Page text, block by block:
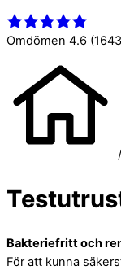
Close
Menu
Menu
Omdömen 4.6
/
Bakteriefritt och
För att kunna